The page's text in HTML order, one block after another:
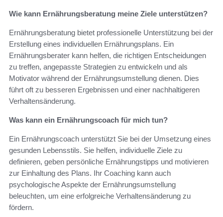
Wie kann Ernährungsberatung meine Ziele unterstützen?
Ernährungsberatung bietet professionelle Unterstützung bei der
Erstellung eines individuellen Ernährungsplans. Ein
Ernährungsberater kann helfen, die richtigen Entscheidungen
zu treffen, angepasste Strategien zu entwickeln und als
Motivator während der Ernährungsumstellung dienen. Dies
führt oft zu besseren Ergebnissen und einer nachhaltigeren
Verhaltensänderung.
Was kann ein Ernährungscoach für mich tun?
Ein Ernährungscoach unterstützt Sie bei der Umsetzung eines
gesunden Lebensstils. Sie helfen, individuelle Ziele zu
definieren, geben persönliche Ernährungstipps und motivieren
zur Einhaltung des Plans. Ihr Coaching kann auch
psychologische Aspekte der Ernährungsumstellung
beleuchten, um eine erfolgreiche Verhaltensänderung zu
fördern.